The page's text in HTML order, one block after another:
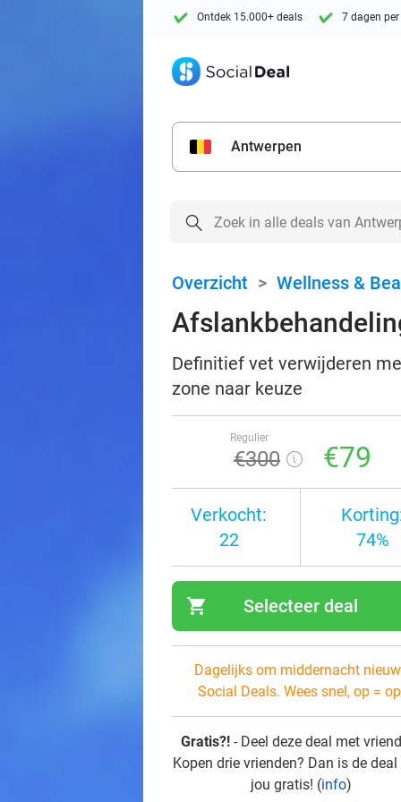
Ontdek 15.000+ deals 7 dagen
Antwerpen
Overzicht > Wellness &
Definitief vet verwijderen
zone naar keuze
Regulier
€300 €79
Verkocht:
22
74%
shopping_cart Selecteer deal
Dagelijks om middernacht
Social Deals. Wees snel, op =
Gratis?! - Deel deze deal met
Kopen drie vrienden? Dan is de
jou gratis! (info)